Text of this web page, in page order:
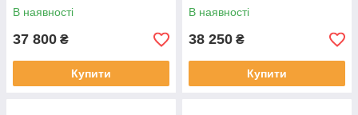
В наявності
37 800 ₴
Купити
В наявності
38 250 ₴
Купити